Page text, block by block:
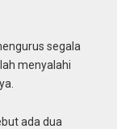
segala
menyalahi
ada dua